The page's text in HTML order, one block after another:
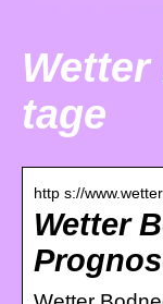
tage
http s://
Wetter